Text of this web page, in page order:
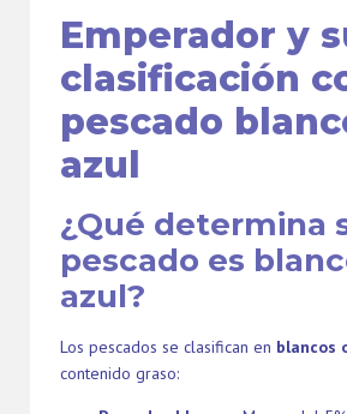
Emperador y
clasificación
pescado
azul
¿Qué determina
pescado es
azul?
Los pescados se clasifican en blancos
contenido graso: